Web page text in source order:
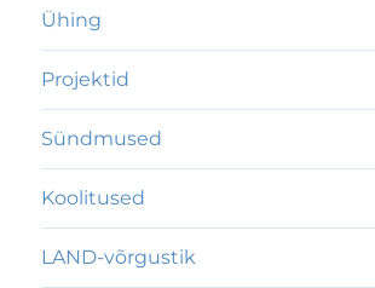
Ühing
Projektid
Sündmused
Koolitused
LAND-võrgustik